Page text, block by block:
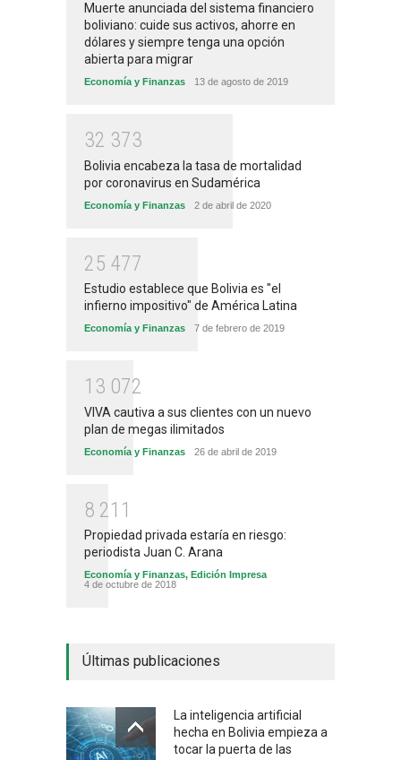
Muerte anunciada del sistema financiero
boliviano: cuide sus activos, ahorre en
dólares y siempre tenga una opción
abierta para migrar
Economía y Finanzas 13 de agosto de 2019
32 373
Bolivia encabeza la tasa de mortalidad
por coronavirus en Sudamérica
Economía y Finanzas 2 de abril de 2020
25 477
Estudio establece que Bolivia es "el
infierno impositivo" de América Latina
Economía y Finanzas 7 de febrero de 2019
1 3 072
VIVA cautiva a sus clientes con un nuevo
plan de megas ilimitados
Economía y Finanzas 26 de abril de 2019
8 21 1
Propiedad privada estaría en riesgo:
periodista Juan C. Arana
Economía y Finanzas, Edición Impresa
4 de octubre de 2018
Últimas publicaciones
La inteligencia artificial
hecha en Bolivia empieza a
tocar la puerta de las